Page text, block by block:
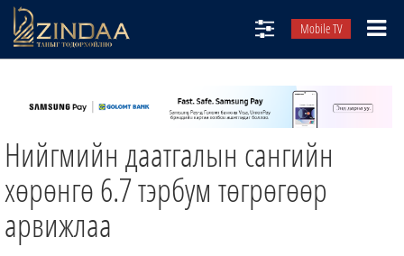
Mobile TV
ТВ8
ӨГЛӨӨНИЙ СОНИН
ЗИНДАА СЭТГҮҮЛ
Нийгмийн даатгалын сангийн
хөрөнгө 6.7 тэрбум төгрөгөөр
арвижлаа